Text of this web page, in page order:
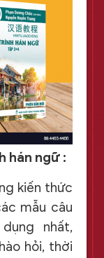
hán ngữ :
kiến thức
mẫu câu
nhất,
hỏi, thời